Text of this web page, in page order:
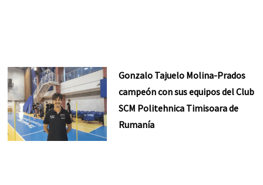
Gonzalo Tajuelo Molina-Prados
campeón con sus equipos del Club
SCM Politehnica Timisoara de
Rumanía